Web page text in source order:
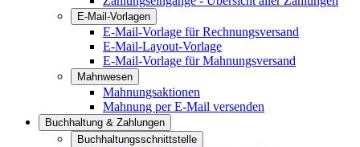
E-Mail-Vorlagen
E-Mail-Vorlage für Rechnungsversand
E-Mail-Layout-Vorlage
E-Mail-Vorlage für Mahnungsversand
Mahnwesen
Mahnungsaktionen
Mahnung per E-Mail versenden
Buchhaltung & Zahlungen
Buchhaltungsschnittstelle